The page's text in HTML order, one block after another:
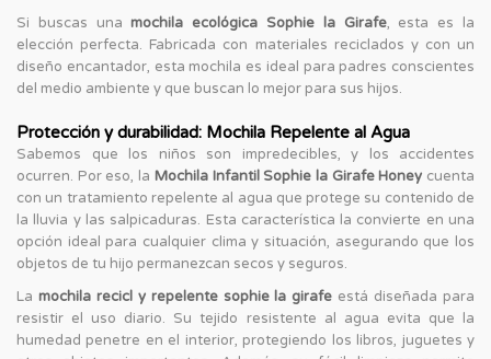
Si buscas unamochila ecológica Sophie la Girafe, esta es la
elección perfecta. Fabricada con materiales reciclados y con un
diseño encantador, esta mochila es ideal para padres conscientes
del medio ambiente y que buscan lo mejor para sus hijos.
Protección y durabilidad: Mochila Repelente al Agua
Sabemos que los niños son impredecibles, y los accidentes
ocurren. Por eso, la Mochila Infantil Sophie la Girafe Honey cuenta
con un tratamiento repelente al agua que protege su contenido de
la lluvia y las salpicaduras. Esta característica la convierte en una
opción ideal para cualquier clima y situación, asegurando que los
objetos de tu hijo permanezcan secos y seguros.
La mochila recicl y repelente sophie la girafe está diseñada para
resistir el uso diario. Su tejido resistente al agua evita que la
humedad penetre en el interior, protegiendo los libros, juguetes y